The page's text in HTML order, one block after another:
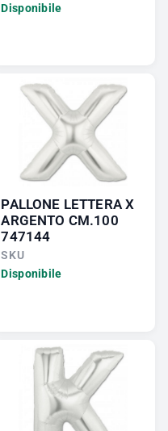
Disponibile
PALLONE LETTERA X
ARGENTO CM.100
747144
SKU
Disponibile